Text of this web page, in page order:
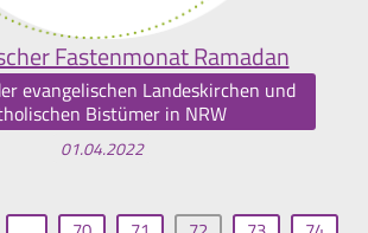
Fastenmonat Ramadan
evangelischen Landeskirchen und
Bistümer in NRW
01.04.2022